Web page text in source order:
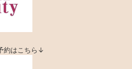
約はこちら↓